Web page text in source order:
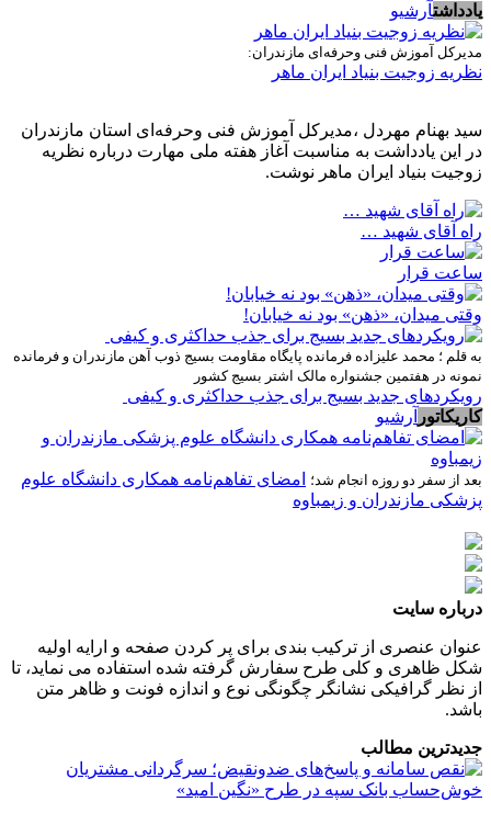
یادداشتآرشیو
مدیرکل آموزش فنی وحرفه‌ای مازندران:
نظریه زوجیت بنیاد ایران ماهر
سید بهنام مهردل ،مدیرکل آموزش فنی وحرفه‌ای استان مازندران
در این یادداشت به مناسبت آغاز هفته ملی مهارت درباره نظریه
زوجیت بنیاد ایران ماهر نوشت.
راه آقای شهید …
ساعت قرار
وقتی میدان، «ذهن» بود نه خیابان!
به قلم ؛ محمد علیزاده فرمانده پایگاه مقاومت بسیج ذوب آهن مازندران و فرمانده
نمونه در هفتمین جشنواره مالک اشتر بسیج کشور
رویکردهای جدید بسیج برای جذب حداکثری و کیفی
کاریکاتور آرشیو
بعد از سفر دو روزه انجام شد؛
امضای تفاهم‌نامه همکاری دانشگاه علوم
پزشکی مازندران و زیمباوه
درباره سایت
عنوان عنصری از ترکیب بندی برای پر کردن صفحه و ارایه اولیه
شکل ظاهری و کلی طرح سفارش گرفته شده استفاده می نماید، تا
از نظر گرافیکی نشانگر چگونگی نوع و اندازه فونت و ظاهر متن
باشد.
جدیدترین مطالب